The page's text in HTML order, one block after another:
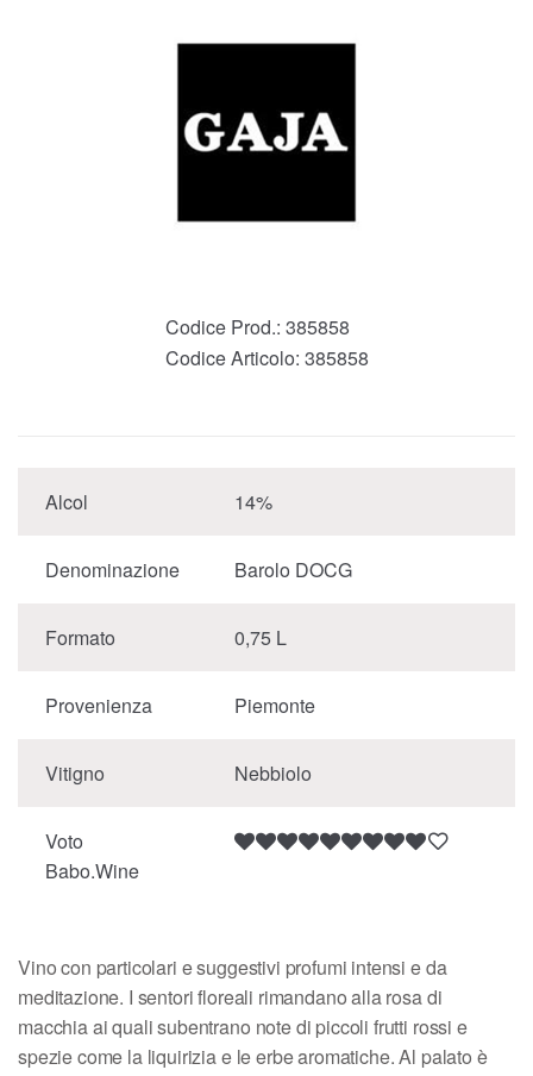
Codice Prod.: 385858
Codice Articolo: 385858
Alcol 14%
Denominazione Barolo DOCG
Formato 0,75 L
Provenienza Piemonte
Vitigno Nebbiolo
Voto
Babo.Wine
Vino con particolari e suggestivi profumi intensi e da
meditazione. I sentori floreali rimandano alla rosa di
macchia ai quali subentrano note di piccoli frutti rossi e
spezie come la liquirizia e le erbe aromatiche. Al palato è